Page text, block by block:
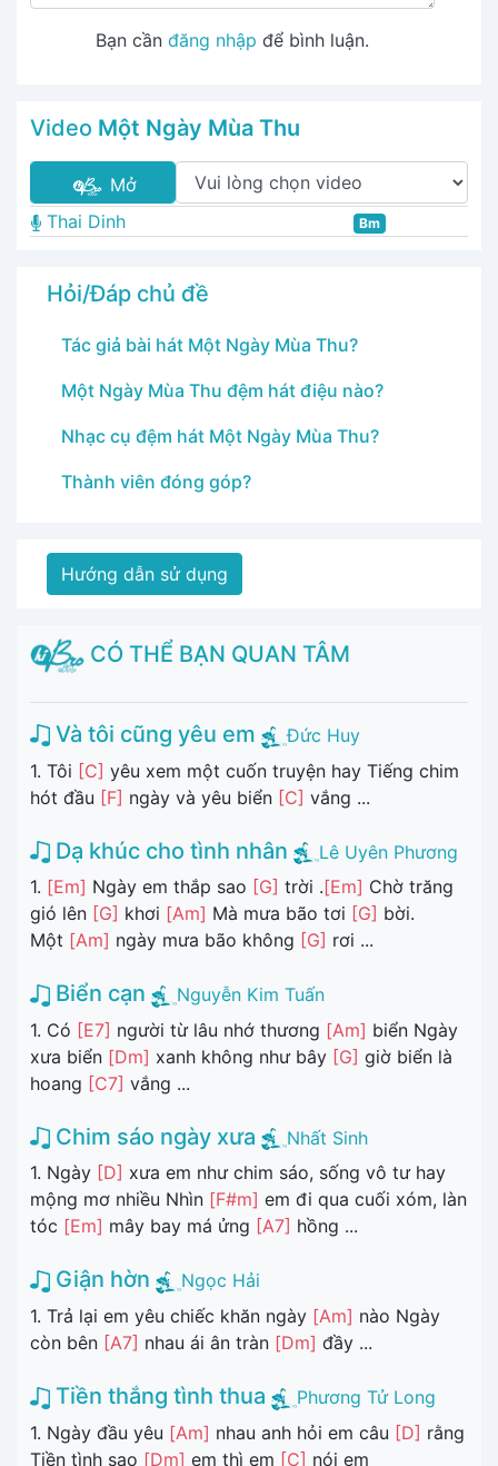
Bạn cần đăng nhập để bình luận.
Video Một Ngày Mùa Thu
Mở
Thai Dinh
Bm
Hỏi/Đáp chủ đề
Tác giả bài hát Một Ngày Mùa Thu?
Một Ngày Mùa Thu đệm hát điệu nào?
Nhạc cụ đệm hát Một Ngày Mùa Thu?
Thành viên đóng góp?
Hướng dẫn sử dụng
CÓ THỂ BẠN QUAN TÂM
Và tôi cũng yêu em
Đức Huy
1. Tôi [C] yêu xem một cuốn truyện hay Tiếng chim
hót đầu [F] ngày và yêu biển [C] vắng ...
Dạ khúc cho tình nhân
Lê Uyên Phương
1. [Em] Ngày em thắp sao [G] trời .[Em] Chờ trăng
gió lên [G] khơi [Am] Mà mưa bão tơi [G] bời.
Một [Am] ngày mưa bão không [G] rơi ...
Biển cạn
Nguyễn Kim Tuấn
1. Có [E7] người từ lâu nhớ thương [Am] biển Ngày
xưa biển [Dm] xanh không như bây [G] giờ biển là
hoang [C7] vắng ...
Chim sáo ngày xưa
Nhất Sinh
1. Ngày [D] xưa em như chim sáo, sống vô tư hay
mộng mơ nhiều Nhìn [F#m] em đi qua cuối xóm, làn
tóc [Em] mây bay má ửng [A7] hồng ...
Giận hờn
Ngọc Hải
1. Trả lại em yêu chiếc khăn ngày [Am] nào Ngày
còn bên [A7] nhau ái ân tràn [Dm] đầy ...
Tiền thắng tình thua
Phương Tử Long
1. Ngày đầu yêu [Am] nhau anh hỏi em câu [D] rằng
Tiền tình sao [Dm] em thì em [C] nói em